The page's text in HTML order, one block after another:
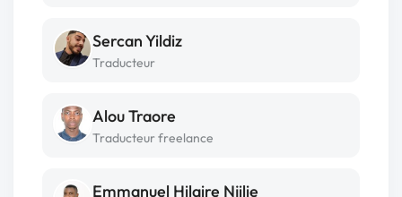
Sercan Yildiz
Traducteur
Alou Traore
Traducteur freelance
Emmanuel Hilaire Njilie